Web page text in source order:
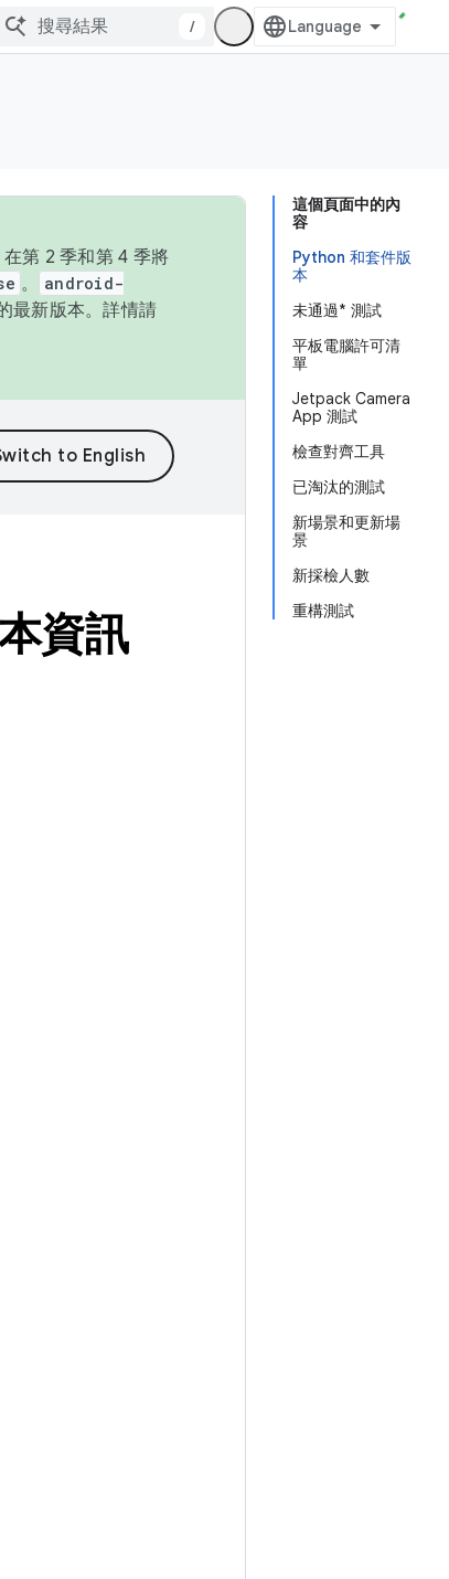
/
這個頁面中的內
容
Python 和套件版
本
未通過* 測試
平板電腦許可清
單
Jetpack Camera
App 測試
檢查對齊工具
已淘汰的測試
新場景和更新場
景
新採檢人數
重構測試
第 2 季和第 4 季將
。
android-
最新版本。詳情請
資訊